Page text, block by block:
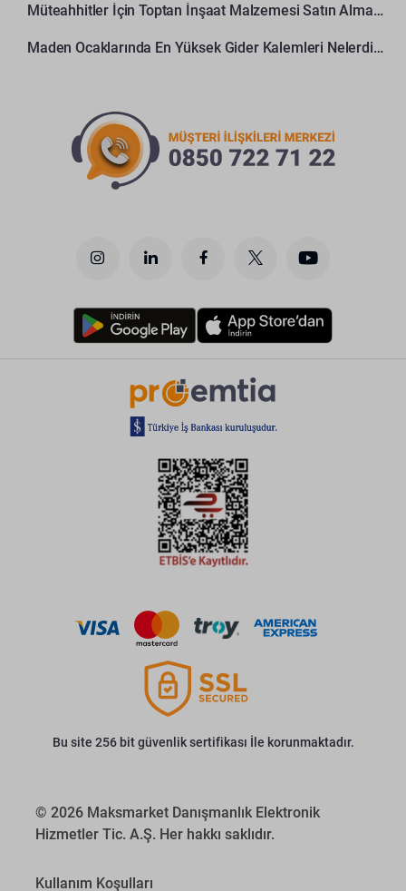
Müteahhitler İçin Toptan İnşaat Malzemesi Satın Alma Rehberi
Maden Ocaklarında En Yüksek Gider Kalemleri Nelerdir?
Bu site 256 bit güvenlik sertifikası İle korunmaktadır.
© 2026 Maksmarket Danışmanlık Elektronik
Hizmetler Tic. A.Ş. Her hakkı saklıdır.
Kullanım Koşulları